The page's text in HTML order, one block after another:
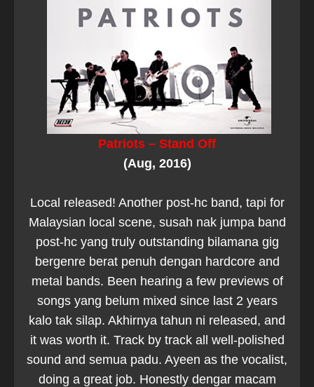
Patriots – Stand Off
(Aug, 2016)
Local released! Another post-hc band, tapi for
Malaysian local scene, susah nak jumpa band
post-hc yang truly outstanding bilamana gig
bergenre berat penuh dengan hardcore and
metal bands. Been hearing a few previews of
songs yang belum mixed since last 2 years
kalo tak silap. Akhirnya tahun ni released, and
it was worth it. Track by track all well-polished
sound and semua padu. Ayeen as the vocalist,
doing a great job. Honestly dengar macam